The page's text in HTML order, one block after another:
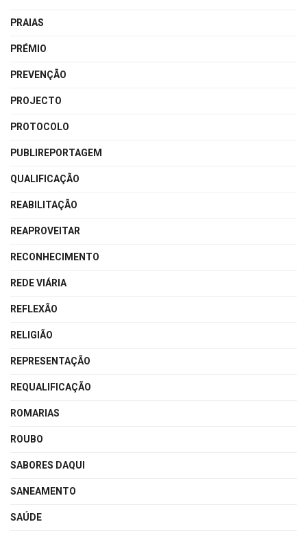
PRAIAS
PRÉMIO
PREVENÇÃO
PROJECTO
PROTOCOLO
PUBLIREPORTAGEM
QUALIFICAÇÃO
REABILITAÇÃO
REAPROVEITAR
RECONHECIMENTO
REDE VIÁRIA
REFLEXÃO
RELIGIÃO
REPRESENTAÇÃO
REQUALIFICAÇÃO
ROMARIAS
ROUBO
SABORES DAQUI
SANEAMENTO
SAÚDE